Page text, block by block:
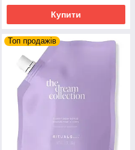
Купити
Топ продажів